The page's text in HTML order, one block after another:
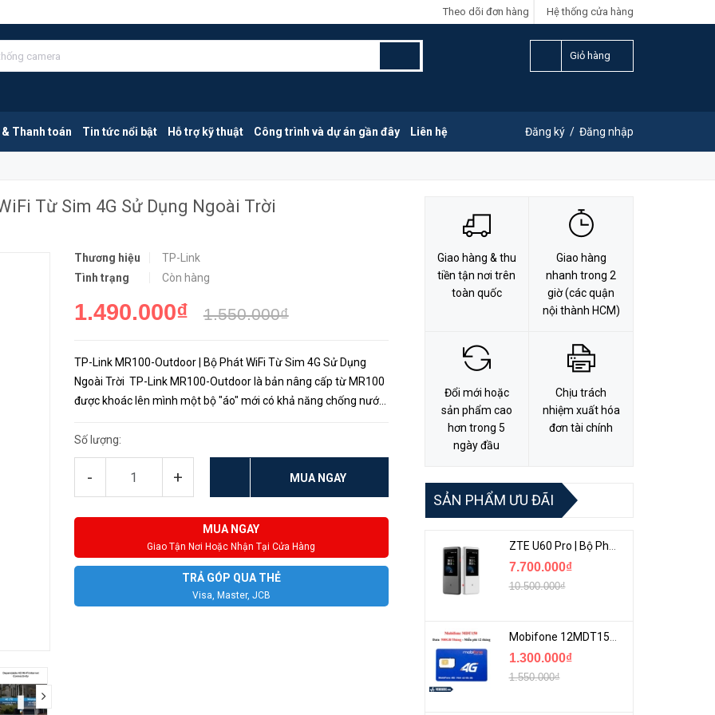
Hệ thống cửa hàng
Theo dõi đơn hàng
Giỏ hàng
Thanh toán Tin tức nổi bật Hỗ trợ kỹ thuật Công trình và dự án gần đây Liên hệ Đăng ký / Đăng nhập
Từ Sim 4G Sử Dụng Ngoài Trời
Thương hiệu
TP-Link
Tình trạng
Còn hàng
1.490.000₫ 1.550.000₫
TP-Link MR100-Outdoor | Bộ Phát WiFi Từ Sim 4G Sử Dụng
Ngoài Trời TP-Link MR100-Outdoor là bản nâng cấp từ MR100
được khoác lên mình một bộ "áo" mới có khả năng chống nước
đâu b...
Số lượng:
- + MUA NGAY
MUA NGAY
Giao Tận Nơi Hoặc Nhận Tại Cửa Hàng
TRẢ GÓP QUA THẺ
Visa, Master, JCB
MUA NGAY LIÊN HỆ ĐẶT HÀNG
Giao hàng & thu
tiền tận nơi trên
toàn quốc
Giao hàng
nhanh trong 2
giờ (các quận
nội thành HCM)
Đổi mới hoặc
sản phẩm cao
hơn trong 5
ngày đầu
Chịu trách
nhiệm xuất hóa
đơn tài chính
SẢN PHẨM ƯU ĐÃI
ZTE U60 Pro | Bộ Phát 5G Cầm Tay Tích Hợp Công Nghệ WiFi 7, Pin 10000mAh
7.700.000₫
10.500.000₫
Mobifone 12MDT150 | Sim Chuyên 4G Mobifone Dung Lượng Cao 500GB/Tháng Gói 1 Năm
1.300.000₫
1.550.000₫